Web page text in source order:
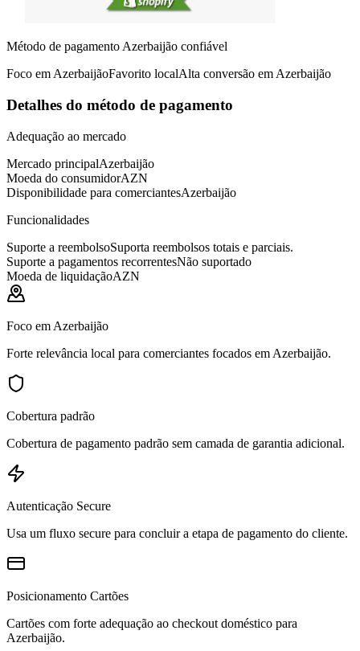
Método de pagamento Azerbaijão confiável
Foco em AzerbaijãoFavorito localAlta conversão em Azerbaijão
Detalhes do método de pagamento
Adequação ao mercado
Mercado principalAzerbaijão
Moeda do consumidorAZN
Disponibilidade para comerciantesAzerbaijão
Funcionalidades
Suporte a reembolsoSuporta reembolsos totais e parciais.
Suporte a pagamentos recorrentesNão suportado
Moeda de liquidaçãoAZN
Foco em Azerbaijão
Forte relevância local para comerciantes focados em Azerbaijão.
Cobertura padrão
Cobertura de pagamento padrão sem camada de garantia adicional.
Autenticação Secure
Usa um fluxo secure para concluir a etapa de pagamento do cliente.
Posicionamento Cartões
Cartões com forte adequação ao checkout doméstico para
Azerbaijão.